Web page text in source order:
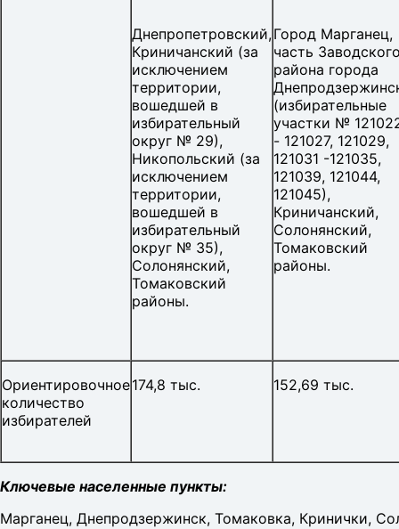
Днепропетровский,
Криничанский (за
исключением
территории,
вошедшей в
избирательный
округ № 29),
Никопольский (за
исключением
территории,
вошедшей в
избирательный
округ № 35),
Солонянский,
Томаковский
районы.
Город Марганец,
часть
района города
(избирательные
участки №
- 121027, 121029,
121031 -121035,
121039, 121044,
121045),
Криничанский,
Солонянский,
Томаковский
районы.
Ориентировочное
количество
избирателей
174,8 тыс. 152,69 тыс.
Ключевые населенные пункты:
Марганец, Днепродзержинск, Томаковка, Кринички,